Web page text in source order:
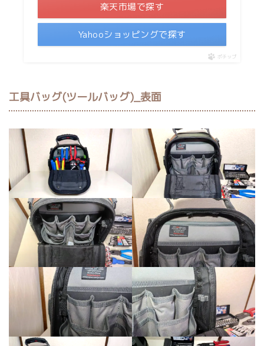
楽天市場で探す
Yahooショッピングで探す
ポチップ
工具バッグ(ツールバッグ)_表面